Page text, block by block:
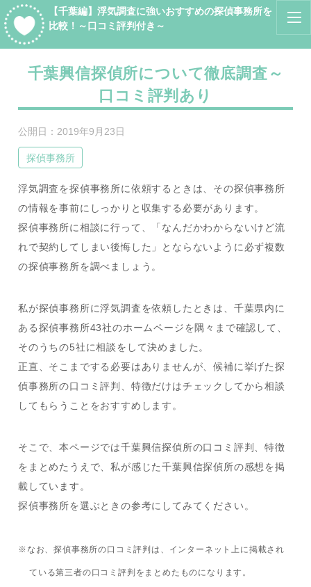
【千葉編】浮気調査に強いおすすめの探偵事務所を
比較！～口コミ評判付き～
千葉興信探偵所について徹底調査～
口コミ評判あり
公開日： 2019年9月23日
探偵事務所
浮気調査を探偵事務所に依頼するときは、その探偵事務所
の情報を事前にしっかりと収集する必要があります。
探偵事務所に相談に行って、「なんだかわからないけど流
れで契約してしまい後悔した」とならないように必ず複数
の探偵事務所を調べましょう。
私が探偵事務所に浮気調査を依頼したときは、千葉県内に
ある探偵事務所43社のホームページを隅々まで確認して、
そのうちの5社に相談をして決めました。
正直、そこまでする必要はありませんが、候補に挙げた探
偵事務所の口コミ評判、特徴だけはチェックしてから相談
してもらうことをおすすめします。
そこで、本ページでは千葉興信探偵所の口コミ評判、特徴
をまとめたうえで、私が感じた千葉興信探偵所の感想を掲
載しています。
探偵事務所を選ぶときの参考にしてみてください。
※なお、探偵事務所の口コミ評判は、インターネット上に掲載され
ている第三者の口コミ評判をまとめたものになります。